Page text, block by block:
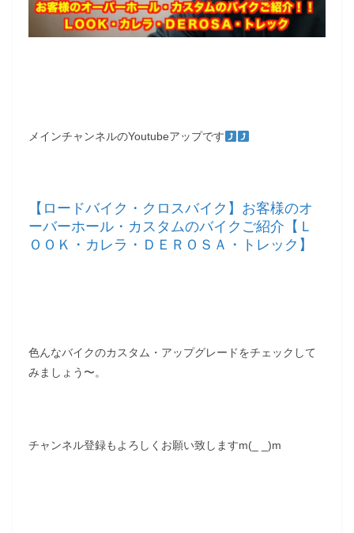
メインチャンネルのYoutubeアップです
【ロードバイク・クロスバイク】お客様のオ
ーバーホール・カスタムのバイクご紹介【Ｌ
ＯＯＫ・カレラ・ＤＥＲＯＳＡ・トレック】
色んなバイクのカスタム・アップグレードをチェックして
みましょう〜。
チャンネル登録もよろしくお願い致しますm(_ _)m